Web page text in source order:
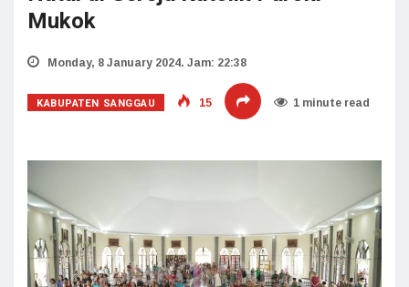
Mukok
Monday, 8 January 2024. Jam: 22:38
KABUPATEN SANGGAU 15 1 minute read